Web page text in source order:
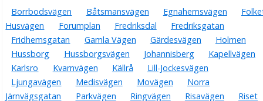
Borrbodsvägen Båtsmansvägen Egnahemsvägen
Husvägen
Forumplan Fredriksdal
Fredriksgatan
Fridhemsgatan
Gamla Vägen Gärdesvägen
Holmen
Hussborg
Hussborgsvägen Johannisberg
Kapellvägen
Karlsro
Kvarnvägen Källrå
Lill-Jockesvägen
Ljungavägen
Medisvägen Movägen
Norra
Järnvägsgatan
Parkvägen Ringvägen Risavägen
Riset